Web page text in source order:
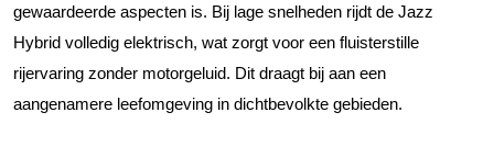
gewaardeerde aspecten is. Bij lage snelheden rijdt de Jazz
Hybrid volledig elektrisch, wat zorgt voor een fluisterstille
rijervaring zonder motorgeluid. Dit draagt bij aan een
aangenamere leefomgeving in dichtbevolkte gebieden.